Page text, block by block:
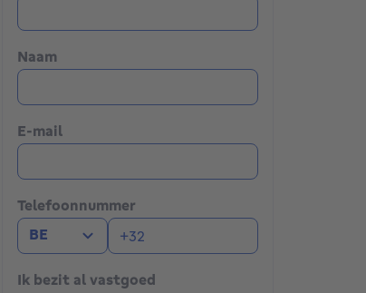
Naam
E-mail
Telefoonnummer
BE
Ik bezit al vastgoed